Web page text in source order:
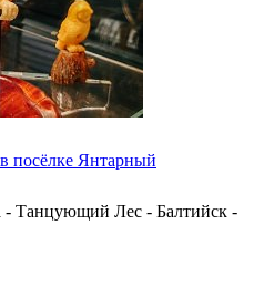
посёлке Янтарный
- Танцующий Лес - Балтийск -